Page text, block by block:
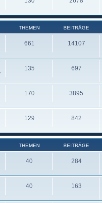
THEMEN BEITRÄGE
661 14107
135 697
170 3895
129 842
THEMEN BEITRÄGE
40 284
40 163